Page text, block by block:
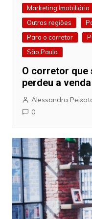
Marketing Imobiliário
Outras regiões
Para o corretor
São Paulo
O corretor que
perdeu a venda
Alessandra
0